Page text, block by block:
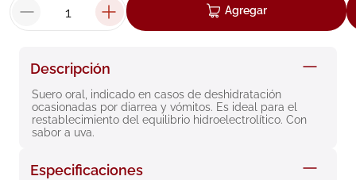
Agregar
Descripción
Suero oral, indicado en casos de deshidratación
ocasionadas por diarrea y vómitos. Es ideal para el
restablecimiento del equilibrio hidroelectrolítico. Con
sabor a uva.
Especificaciones
6. degraler
9. nivea
10. pañales